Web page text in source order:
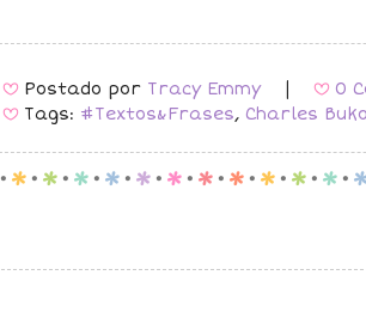
B Postado por Tracy Emmy B 0
B Tags: #Textos&Frases, Charles
. p . p . p . p . p . p . p . p . p . p . p .